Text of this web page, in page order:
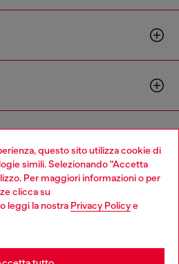
questo sito utilizza cookie di
simili. Selezionando "Accetta
Per maggiori informazioni o per
clicca su
o leggi la nostra Privacy Policye
Language: IT
website, but it seems you may